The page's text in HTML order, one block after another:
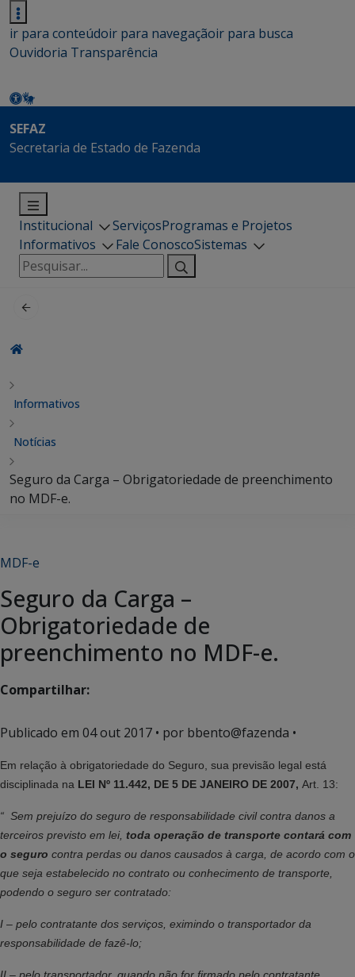
ir para conteúdoir para navegaçãoir para busca
Ouvidoria Transparência
SEFAZ
Secretaria de Estado de Fazenda
Institucional ServiçosProgramas e Projetos
Informativos
Fale ConoscoSistemas
Pesquisar
por:
Informativos
Notícias
Seguro da Carga – Obrigatoriedade de preenchimento
no MDF-e.
MDF-e
Seguro da Carga –
Obrigatoriedade de
preenchimento no MDF-e.
Compartilhar:
Publicado em 04 out 2017 • por bbento@fazenda •
Em relação à obrigatoriedade do Seguro, sua previsão legal está
disciplinada na LEI Nº 11.442, DE 5 DE JANEIRO DE 2007, Art. 13:
“ Sem prejuízo do seguro de responsabilidade civil contra danos a
terceiros previsto em lei, toda operação de transporte contará com
o seguro contra perdas ou danos causados à carga, de acordo com o
que seja estabelecido no contrato ou conhecimento de transporte,
podendo o seguro ser contratado:
I – pelo contratante dos serviços, eximindo o transportador da
responsabilidade de fazê-lo;